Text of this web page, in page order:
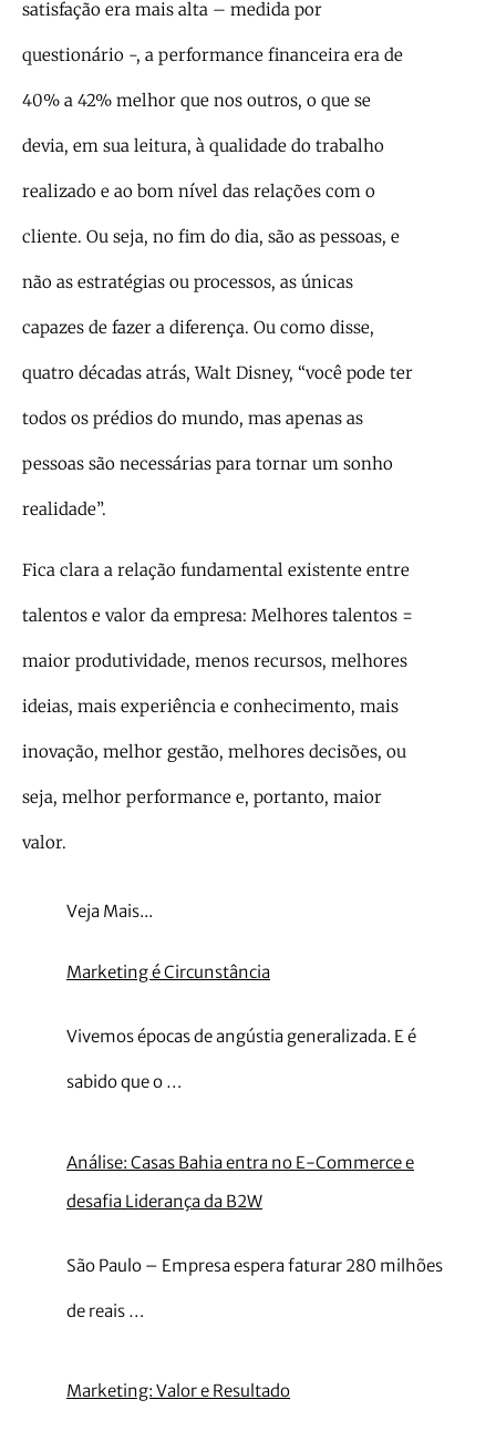
satisfação era mais alta – medida por
questionário -, a performance financeira era de
40% a 42% melhor que nos outros, o que se
devia, em sua leitura, à qualidade do trabalho
realizado e ao bom nível das relações com o
cliente. Ou seja, no fim do dia, são as pessoas, e
não as estratégias ou processos, as únicas
capazes de fazer a diferença. Ou como disse,
quatro décadas atrás, Walt Disney, “você pode ter
todos os prédios do mundo, mas apenas as
pessoas são necessárias para tornar um sonho
realidade”.
Fica clara a relação fundamental existente entre
talentos e valor da empresa: Melhores talentos =
maior produtividade, menos recursos, melhores
ideias, mais experiência e conhecimento, mais
inovação, melhor gestão, melhores decisões, ou
seja, melhor performance e, portanto, maior
valor.
Veja Mais...
Marketing é Circunstância
Vivemos épocas de angústia generalizada. E é
sabido que o …
Análise: Casas Bahia entra no E-Commerce e
desafia Liderança da B2W
São Paulo – Empresa espera faturar 280 milhões
de reais …
Marketing: Valor e Resultado